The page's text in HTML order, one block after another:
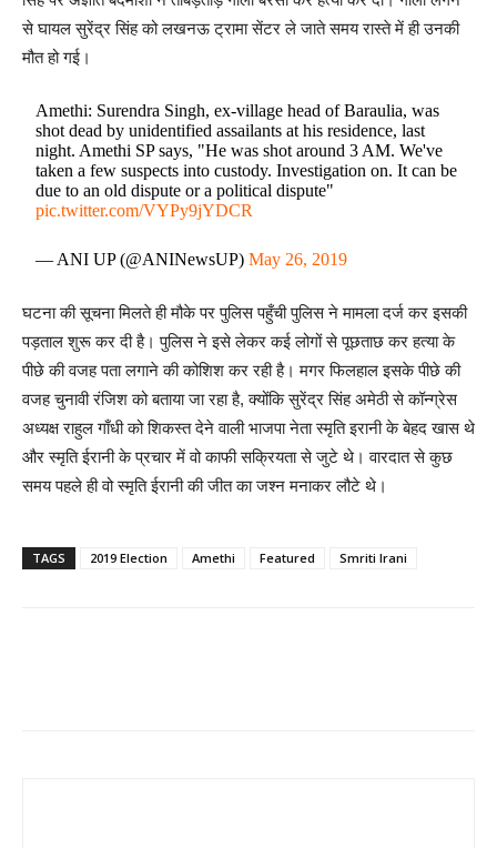
से घायल सुरेंद्र सिंह को लखनऊ ट्रामा सेंटर ले जाते समय रास्ते में ही उनकी
मौत हो गई।
Amethi: Surendra Singh, ex-village head of Baraulia, was
shot dead by unidentified assailants at his residence, last
night. Amethi SP says, "He was shot around 3 AM. We've
taken a few suspects into custody. Investigation on. It can be
due to an old dispute or a political dispute"
pic.twitter.com/VYPy9jYDCR
— ANI UP (@ANINewsUP)May 26, 2019
घटना की सूचना मिलते ही मौके पर पुलिस पहुँची पुलिस ने मामला दर्ज कर इसकी
पड़ताल शुरू कर दी है। पुलिस ने इसे लेकर कई लोगों से पूछताछ कर हत्या के
पीछे की वजह पता लगाने की कोशिश कर रही है। मगर फिलहाल इसके पीछे की
वजह चुनावी रंजिश को बताया जा रहा है, क्योंकि सुरेंद्र सिंह अमेठी से कॉन्ग्रेस
अध्यक्ष राहुल गाँधी को शिकस्त देने वाली भाजपा नेता स्मृति इरानी के बेहद खास थे
और स्मृति ईरानी के प्रचार में वो काफी सक्रियता से जुटे थे। वारदात से कुछ
समय पहले ही वो स्मृति ईरानी की जीत का जश्न मनाकर लौटे थे।
TAGS 2019 Election Amethi Featured Smriti Irani